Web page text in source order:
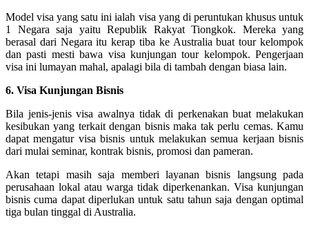
Model visa yang satu ini ialah visa yang di peruntukan khusus untuk
1 Negara saja yaitu Republik Rakyat Tiongkok. Mereka yang
berasal dari Negara itu kerap tiba ke Australia buat tour kelompok
dan pasti mesti bawa visa kunjungan tour kelompok. Pengerjaan
visa ini lumayan mahal, apalagi bila di tambah dengan biasa lain.
6. Visa Kunjungan Bisnis
Bila jenis-jenis visa awalnya tidak di perkenakan buat melakukan
kesibukan yang terkait dengan bisnis maka tak perlu cemas. Kamu
dapat mengatur visa bisnis untuk melakukan semua kerjaan bisnis
dari mulai seminar, kontrak bisnis, promosi dan pameran.
Akan tetapi masih saja memberi layanan bisnis langsung pada
perusahaan lokal atau warga tidak diperkenankan. Visa kunjungan
bisnis cuma dapat diperlukan untuk satu tahun saja dengan optimal
tiga bulan tinggal di Australia.